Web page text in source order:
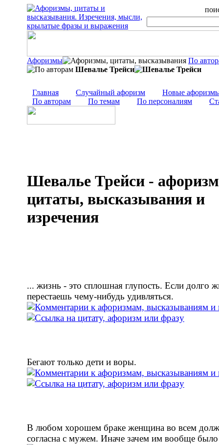
Афоризмы
По
Шевалье Трейси
Главная Случайный афоризм
Новые
По авторам
По темам По персоналиям
Шевалье Трейси -
цитаты, высказывания и
изречения
... жизнь - это сплошная глупость. Если долго
перестаешь чему-нибудь удивляться.
Бегают только дети и воры.
В любом хорошем браке женщина во всем
согласна с мужем. Иначе зачем им вообще было